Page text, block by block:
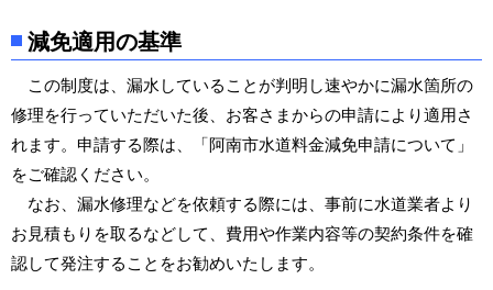
減免適用の基準
この制度は、漏水していることが判明し速やかに漏水箇所の
修理を行っていただいた後、お客さまからの申請により適用さ
れます。申請する際は、「阿南市水道料金減免申請について」
をご確認ください。
なお、漏水修理などを依頼する際には、事前に水道業者より
お見積もりを取るなどして、費用や作業内容等の契約条件を確
認して発注することをお勧めいたします。